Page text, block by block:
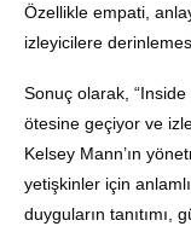
Özellikle empati,
izleyicilere
Sonuç olarak,
ötesine geçiyor ve
Kelsey Mann’ın
yetişkinler için
duyguların tanıtımı,